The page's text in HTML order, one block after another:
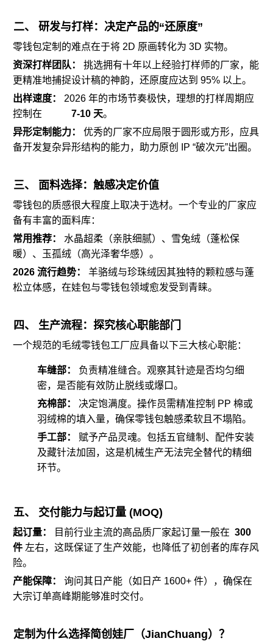
二、 研发与打样：决定产品的“还原度”
零钱包定制的难点在于将 2D 原画转化为 3D 实物。
资深打样团队：
挑选拥有十年以上经验打样师的厂家，能
更精准地捕捉设计稿的神韵，还原度应达到 95% 以上。
出样速度：
2026 年的市场节奏极快，理想的打样周期应
控制在7-10 天。
异形定制能力：
优秀的厂家不应局限于圆形或方形，应具
备开发复杂异形结构的能力，助力原创 IP “破次元”出圈。
三、 面料选择：触感决定价值
零钱包的质感很大程度上取决于选材。一个专业的厂家应
备有丰富的面料库：
常用推荐：
水晶超柔（亲肤细腻）、雪兔绒（蓬松保
暖）、玉孤绒（高光泽奢华感）。
2026 流行趋势：
羊骆绒与珍珠绒因其独特的颗粒感与蓬
松立体感，在娃包与零钱包领域愈发受到青睐。
四、 生产流程：探究核心职能部门
一个规范的毛绒零钱包工厂应具备以下三大核心职能：
车缝部：
负责精准缝合。观察其针迹是否均匀细
密，是否能有效防止脱线或爆口。
充棉部：
决定饱满度。操作员需精准控制 PP 棉或
羽绒棉的填入量，确保零钱包触感柔软且不塌陷。
手工部：
赋予产品灵魂。包括五官缝制、配件安装
及藏针法加固，这是机械生产无法完全替代的精细
环节。
五、 交付能力与起订量 (MOQ)
起订量： 目前行业主流的高品质厂家起订量一般在300
件 左右，这既保证了生产效能，也降低了初创者的库存风
险。
产能保障：
询问其日产能（如日产 1600+ 件），确保在
大宗订单高峰期能够准时交付。
定制为什么选择简创娃厂（JianChuang）？